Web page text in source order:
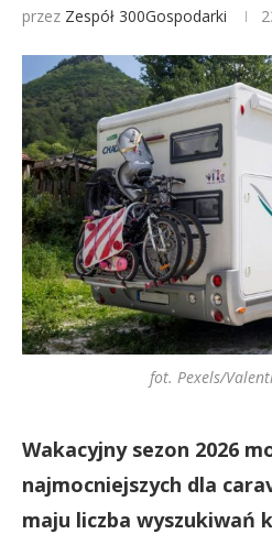
przez Zespół 300Gospodarki
fot. Pexels/
Wakacyjny sezon 2026
najmocniejszych dla
maju liczba wyszukiwań